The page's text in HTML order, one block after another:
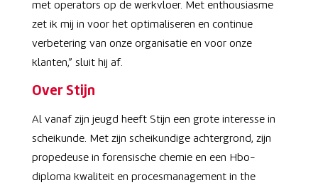
met operators op de werkvloer. Met enthousiasme
zet ik mij in voor het optimaliseren en continue
verbetering van onze organisatie en voor onze
klanten,” sluit hij af.
Over Stijn
Al vanaf zijn jeugd heeft Stijn een grote interesse in
scheikunde. Met zijn scheikundige achtergrond, zijn
propedeuse in forensische chemie en een Hbo-
diploma kwaliteit en procesmanagement in the